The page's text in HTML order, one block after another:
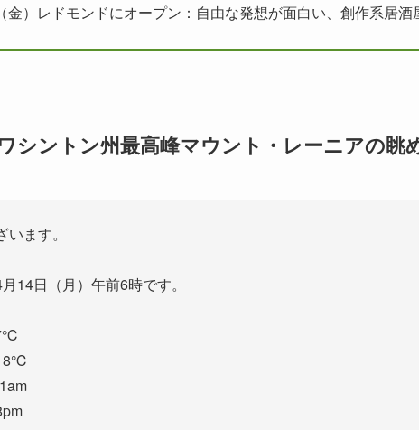
金）レドモンドにオープン：自由な発想が面白い、創作系居酒
シントン州最高峰マウント・レーニアの眺
ます。
14日（月）午前6時です。